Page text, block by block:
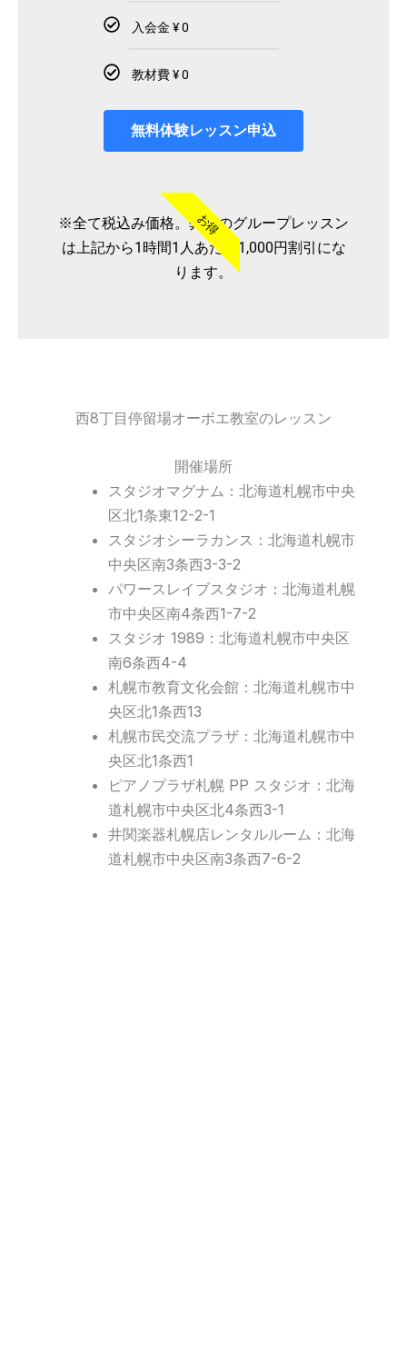
入会金 ¥ 0
教材費 ¥ 0
無料体験レッスン申込
お得
※全て税込み価格。弊社のグループレッスン
は上記から1時間1人あたり1,000円割引にな
ります。
西8丁目停留場オーボエ教室のレッスン
開催場所
スタジオマグナム：北海道札幌市中央
区北1条東12-2-1
スタジオシーラカンス：北海道札幌市
中央区南3条西3-3-2
パワースレイブスタジオ：北海道札幌
市中央区南4条西1-7-2
スタジオ 1989：北海道札幌市中央区
南6条西4-4
札幌市教育文化会館：北海道札幌市中
央区北1条西13
札幌市民交流プラザ：北海道札幌市中
央区北1条西1
ピアノプラザ札幌 PP スタジオ：北海
道札幌市中央区北4条西3-1
井関楽器札幌店レンタルルーム：北海
道札幌市中央区南3条西7-6-2